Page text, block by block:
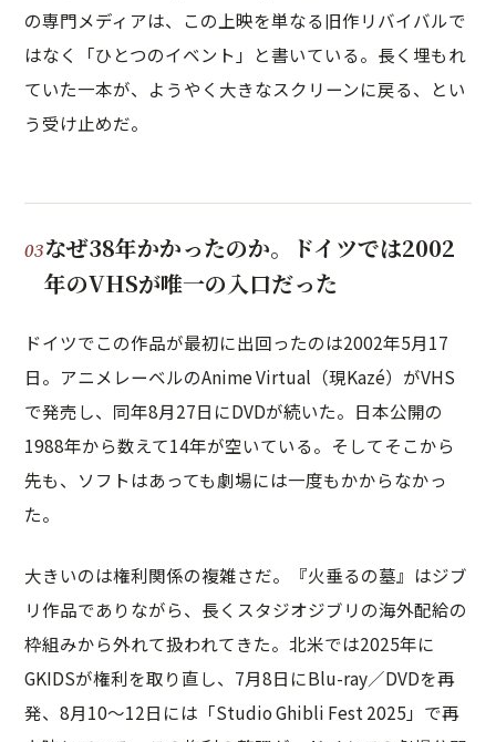
の専門メディアは、この上映を単なる旧作リバイバルで
はなく「ひとつのイベント」と書いている。長く埋もれ
ていた一本が、ようやく大きなスクリーンに戻る、とい
う受け止めだ。
なぜ38年かかったのか。ドイツでは2002
年のVHSが唯一の入口だった
ドイツでこの作品が最初に出回ったのは2002年5月17
日。アニメレーベルのAnime Virtual（現Kazé）がVHS
で発売し、同年8月27日にDVDが続いた。日本公開の
1988年から数えて14年が空いている。そしてそこから
先も、ソフトはあっても劇場には一度もかからなかっ
た。
大きいのは権利関係の複雑さだ。『火垂るの墓』はジブ
リ作品でありながら、長くスタジオジブリの海外配給の
枠組みから外れて扱われてきた。北米では2025年に
GKIDSが権利を取り直し、7月8日にBlu-ray／DVDを再
発、8月10〜12日には「Studio Ghibli Fest 2025」で再